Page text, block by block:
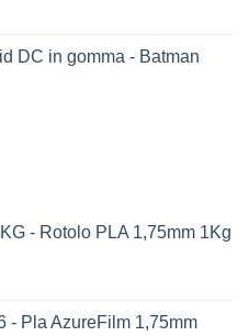
DC in gomma - Batman
- Rotolo PLA 1,75mm 1Kg
- Pla AzureFilm 1,75mm